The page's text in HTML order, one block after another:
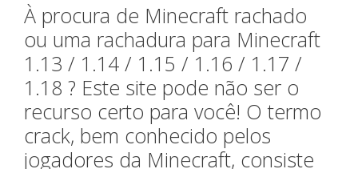
À procura de Minecraft rachado
ou uma rachadura para Minecraft
1.13 / 1.14 / 1.15 / 1.16 / 1.17 /
1.18 ? Este site pode não ser o
recurso certo para você! O termo
crack, bem conhecido pelos
jogadores da Minecraft, consiste